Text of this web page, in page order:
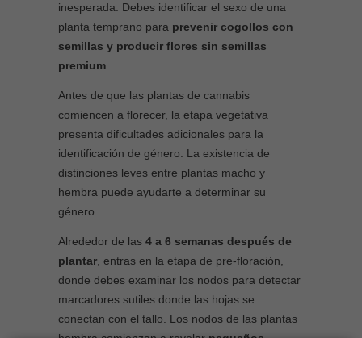
inesperada. Debes identificar el sexo de una
planta temprano para prevenir cogollos con
semillas y producir flores sin semillas
premium.
Antes de que las plantas de cannabis
comiencen a florecer, la etapa vegetativa
presenta dificultades adicionales para la
identificación de género. La existencia de
distinciones leves entre plantas macho y
hembra puede ayudarte a determinar su
género.
Alrededor de las 4 a 6 semanas después de
plantar , entras en la etapa de pre-floración,
donde debes examinar los nodos para detectar
marcadores sutiles donde las hojas se
conectan con el tallo. Los nodos de las plantas